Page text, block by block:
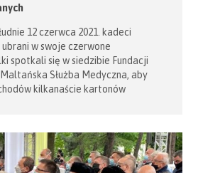
12 czerwca 2021. kadeci
w swoje czerwone
spotkali się w siedzibie Fundacji
Służba Medyczna, aby
kilkanaście kartonów
nosi kartony do samochodu.
Elżbieta Świerad oraz Krzysztof